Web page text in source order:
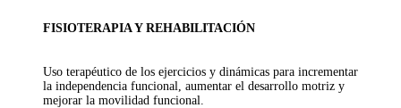
FISIOTERAPIA Y REHABILITACIÓN
Uso terapéutico de los ejercicios y dinámicas para incrementar
la independencia funcional, aumentar el desarrollo motriz y
mejorar la movilidad funcional.